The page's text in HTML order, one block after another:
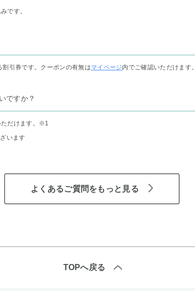
です。
引券です。クーポンの有無はマイページ内でご確認いただけます。
ですか？
だけます。 ※1
います
よくあるご質問をもっと見る
TOPへ戻る